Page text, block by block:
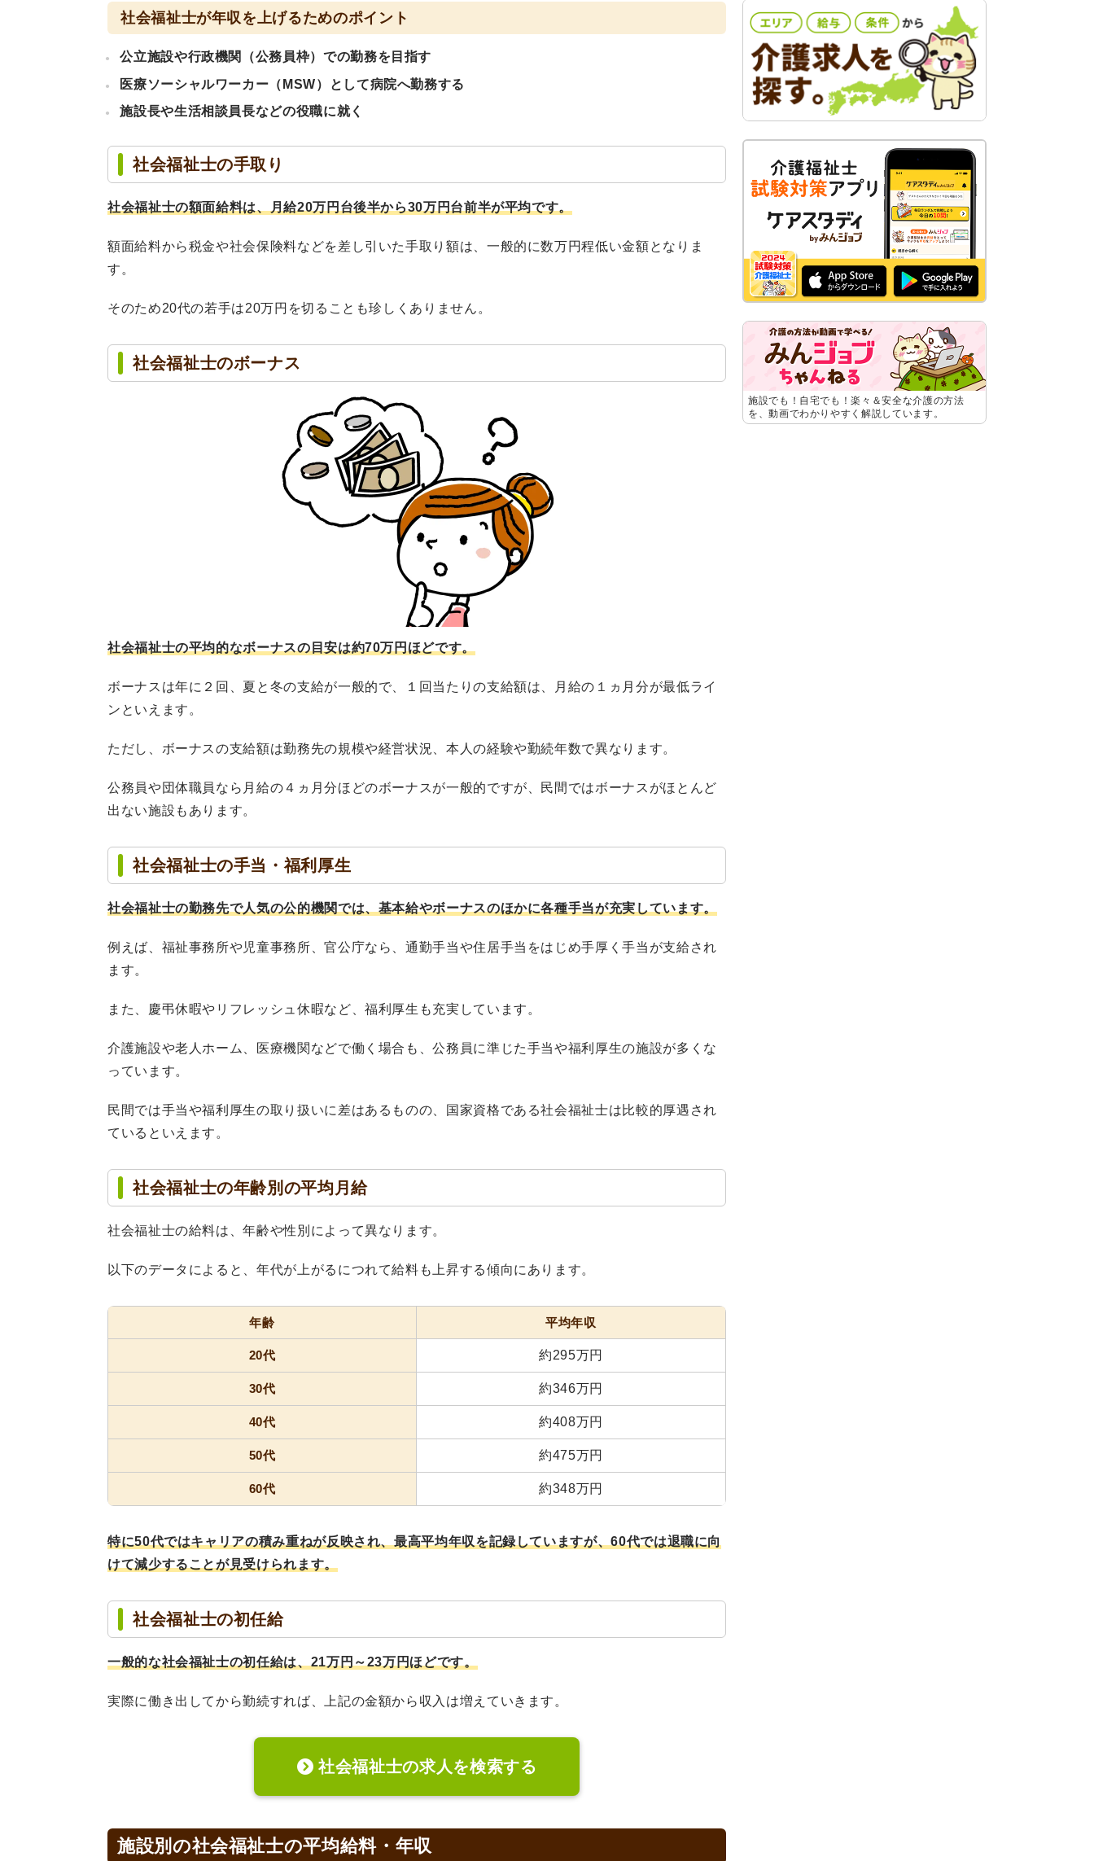
社会福祉士が年収を上げるためのポイント
公立施設や行政機関（公務員枠）での勤務を目指す
医療ソーシャルワーカー（MSW）として病院へ勤務する
施設長や生活相談員長などの役職に就く
社会福祉士の手取り
社会福祉士の額面給料は、月給20万円台後半から30万円台前半が平均です。
額面給料から税金や社会保険料などを差し引いた手取り額は、一般的に数万円程低い金額となりま
す。
そのため20代の若手は20万円を切ることも珍しくありません。
社会福祉士のボーナス
社会福祉士の平均的なボーナスの目安は約70万円ほどです。
ボーナスは年に２回、夏と冬の支給が一般的で、１回当たりの支給額は、月給の１ヵ月分が最低ライ
ンといえます。
ただし、ボーナスの支給額は勤務先の規模や経営状況、本人の経験や勤続年数で異なります。
公務員や団体職員なら月給の４ヵ月分ほどのボーナスが一般的ですが、民間ではボーナスがほとんど
出ない施設もあります。
社会福祉士の手当・福利厚生
社会福祉士の勤務先で人気の公的機関では、基本給やボーナスのほかに各種手当が充実しています。
例えば、福祉事務所や児童事務所、官公庁なら、通勤手当や住居手当をはじめ手厚く手当が支給され
ます。
また、慶弔休暇やリフレッシュ休暇など、福利厚生も充実しています。
介護施設や老人ホーム、医療機関などで働く場合も、公務員に準じた手当や福利厚生の施設が多くな
っています。
民間では手当や福利厚生の取り扱いに差はあるものの、国家資格である社会福祉士は比較的厚遇され
ているといえます。
社会福祉士の年齢別の平均月給
社会福祉士の給料は、年齢や性別によって異なります。
以下のデータによると、年代が上がるにつれて給料も上昇する傾向にあります。
年齢 平均年収
20代 約295万円
30代 約346万円
40代 約408万円
50代 約475万円
60代 約348万円
特に50代ではキャリアの積み重ねが反映され、最高平均年収を記録していますが、60代では退職に向
けて減少することが見受けられます。
社会福祉士の初任給
一般的な社会福祉士の初任給は、21万円～23万円ほどです。
実際に働き出してから勤続すれば、上記の金額から収入は増えていきます。
社会福祉士の求人を検索する
施設別の社会福祉士の平均給料・年収
施設でも！自宅でも！楽々＆安全な介護の方法
を、動画でわかりやすく解説しています。